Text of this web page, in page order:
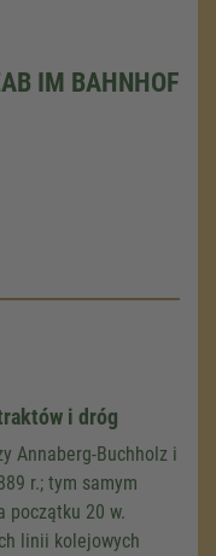
IM BAHNHOF
i dróg
Annaberg-Buchholz i
r.; tym samym
początku 20 w.
linii kolejowych